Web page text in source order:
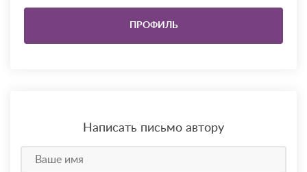
ПРОФИЛЬ
Написать письмо автору